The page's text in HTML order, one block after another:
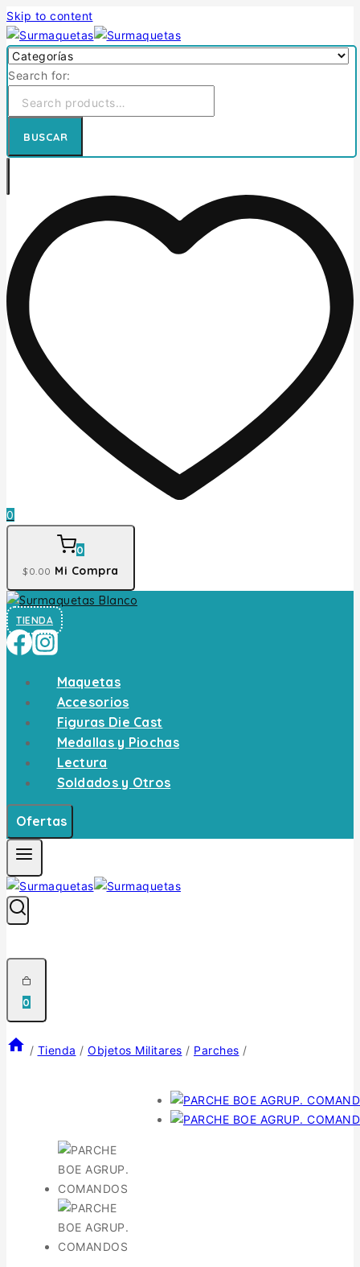
Skip to content
Search for:
BUSCAR
0
0
$0 .00 Mi Compra
TIENDA
Maquetas
Accesorios
Figuras Die Cast
Medallas y Piochas
Lectura
Soldados y Otros
Ofertas
0
/ Tienda / Objetos Militares / Parches /